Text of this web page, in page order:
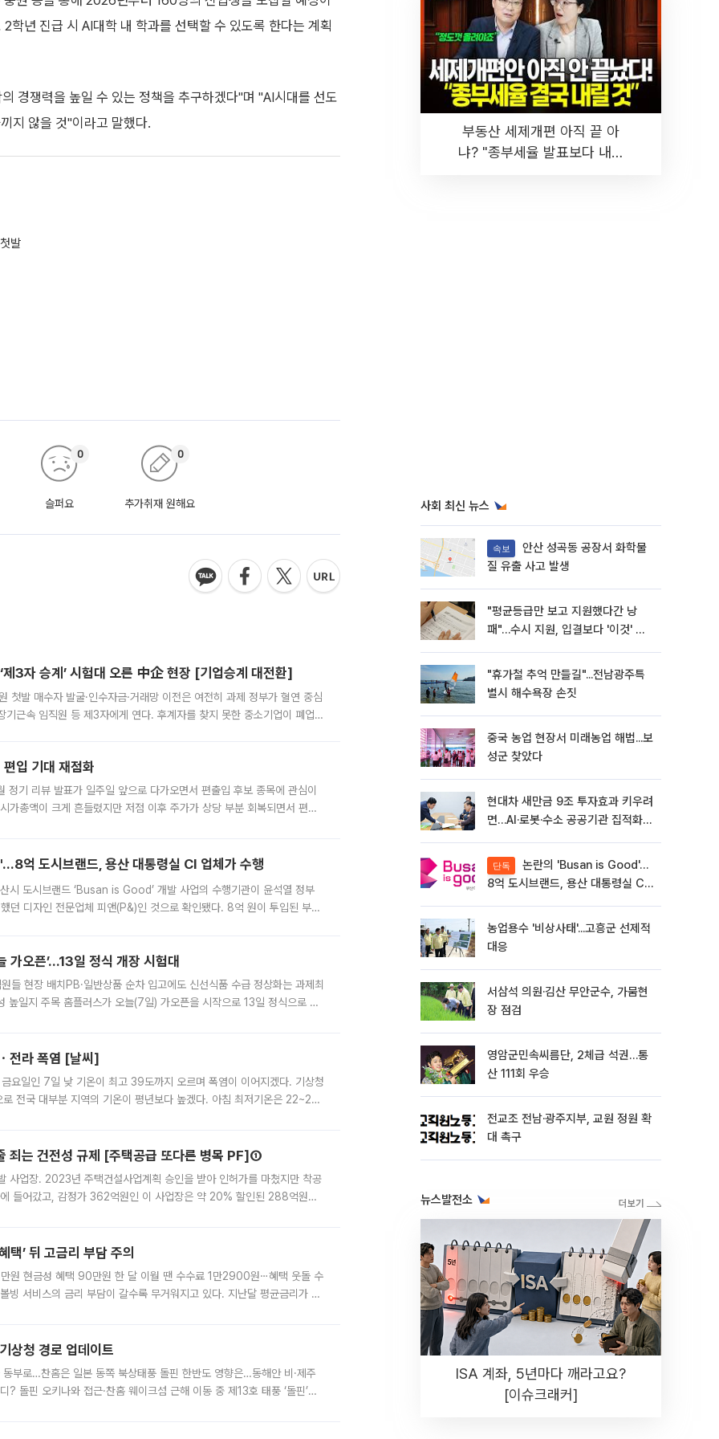
년 진급 시 AI대학 내 학과를 선택할 수 있도록 한다는 계획
경쟁력을 높일 수 있는 정책을 추구하겠다"며 "AI시대를 선도
지 않을 것"이라고 말했다.
발
슬퍼요
0
추가취재 원해요
0
3자 승계’ 시험대 오른 中企 현장 [기업승계 대전환]
첫발 매수자 발굴·인수자금·거래망 이전은 여전히 과제 정부가 혈연 중심
기근속 임직원 등 제3자에게 연다. 후계자를 찾지 못한 중소기업이 폐업
입 기대 재점화
기 리뷰 발표가 일주일 앞으로 다가오면서 편출입 후보 종목에 관심이
가총액이 크게 흔들렸지만 저점 이후 주가가 상당 부분 회복되면서 편입
도시브랜드, 용산 대통령실 CI 업체가 수행
시 도시브랜드 ‘Busan is Good’ 개발 사업의 수행기관이 윤석열 정부
던 디자인 전문업체 피앤(P&)인 것으로 확인됐다. 8억 원이 투입된 부산
오픈’...13일 정식 개장 시험대
들 현장 배치PB·일반상품 순차 입고에도 신선식품 수급 정상화는 과제최
높일지 주목 홈플러스가 오늘(7일) 가오픈을 시작으로 13일 정식으로 재
전라 폭염 [날씨]
금요일인 7일 낮 기온이 최고 39도까지 오르며 폭염이 이어지겠다. 기상청
전국 대부분 지역의 기온이 평년보다 높겠다. 아침 최저기온은 22~27
죄는 건전성 규제 [주택공급 또다른 병목 PF]①
사업장. 2023년 주택건설사업계획 승인을 받아 인허가를 마쳤지만 착공
들어갔고, 감정가 362억원인 이 사업장은 약 20% 할인된 288억원에
’ 뒤 고금리 부담 주의
원 현금성 혜택 90만원 한 달 이월 땐 수수료 1만2900원⋯혜택 웃돌 수
빙 서비스의 금리 부담이 갈수록 무거워지고 있다. 지난달 평균금리가 연
상청 경로 업데이트
부로…찬홈은 일본 동쪽 북상태풍 돌핀 한반도 영향은…동해안 비·제주
? 돌핀 오키나와 접근·찬홈 웨이크섬 근해 이동 중 제13호 태풍 ‘돌핀’이
부동산 세제개편 아직 끝 아
냐? "종부세율 발표보다 내릴
사회 최신 뉴스
속보
질 유출 사고 발생
"평균등급만 보고 지원했다간 낭
패"…수시 지원, 입결보다 '이것' 먼
"휴가철 추억 만들길"...전남광주특
별시 해수욕장 손짓
중국 농업 현장서 미래농업 해법...보
성군 찾았다
현대차 새만금 9조 투자효과 키우려
면…AI·로봇·수소 공공기관 집적화
단독
8억 도시브랜드, 용산 대통령실 CI
농업용수 '비상사태'...고흥군 선제적
대응
서삼석 의원·김산 무안군수, 가뭄현
장 점검
영암군민속씨름단, 2체급 석권…통
산 111회 우승
전교조 전남·광주지부, 교원 정원 확
대 촉구
뉴스발전소
ISA 계좌, 5년마다 깨라고요?
[이슈크래커]